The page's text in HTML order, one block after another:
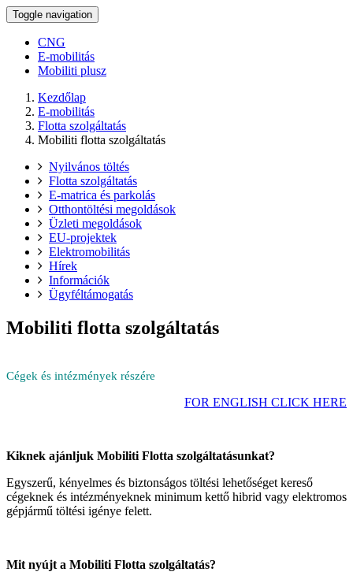
Toggle navigation
CNG
E-mobilitás
Mobiliti plusz
Kezdőlap
E-mobilitás
Flotta szolgáltatás
Mobiliti flotta szolgáltatás
Nyilvános töltés
Flotta szolgáltatás
E-matrica és parkolás
Otthontöltési megoldások
Üzleti megoldások
EU-projektek
Elektromobilitás
Hírek
Információk
Ügyféltámogatás
Mobiliti flotta szolgáltatás
Cégek és intézmények részére
FOR ENGLISH CLICK HERE
Kiknek ajánljuk Mobiliti Flotta szolgáltatásunkat?
Egyszerű, kényelmes és biztonságos töltési lehetőséget kereső
cégeknek és intézményeknek minimum kettő hibrid vagy elektromos
gépjármű töltési igénye felett.
Mit nyújt a Mobiliti Flotta szolgáltatás?